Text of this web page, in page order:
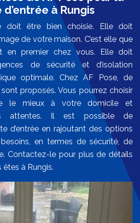
à Rungis
doit être bien choisie. Elle doit
de votre maison. C’est elle que
en premier chez vous. Elle doit
de sécurité et d’isolation
optimale. Chez AF Pose, de
proposés. Vous pourrez choisir
le mieux à votre domicile et
attentes. Il est possible de
d’entrée en rajoutant des options
en termes de sécurité, de
Contactez-le pour plus de détails
êtes à Rungis.